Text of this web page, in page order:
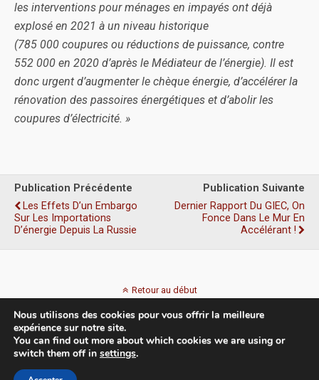
les interventions pour ménages en impayés ont déjà
explosé en 2021 à un niveau historique
(785 000 coupures ou réductions de puissance, contre
552 000 en 2020 d’après le Médiateur de l’énergie). Il est
donc urgent d’augmenter le chèque énergie, d’accélérer la
rénovation des passoires énergétiques et d’abolir les
coupures d’électricité. »
Publication Précédente
Les Effets D’un Embargo
Sur Les Importations
D’énergie Depuis La Russie
Publication Suivante
Dernier Rapport Du GIEC, On
Fonce Dans Le Mur En
Accélérant !
Retour au début
Mobile
Nous utilisons des cookies pour vous offrir la meilleure
expérience sur notre site.
You can find out more about which cookies we are using or
switch them off in settings.